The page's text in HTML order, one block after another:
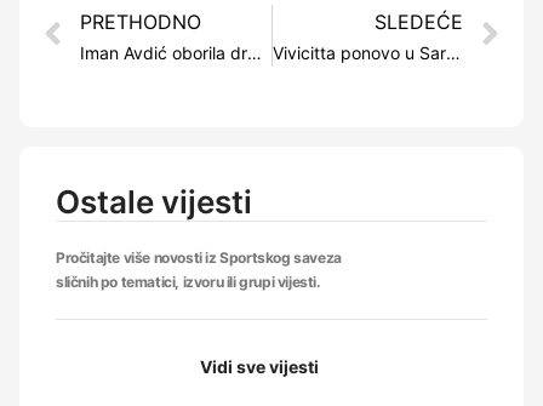
PRETHODNO
Iman Avdić oborila državni rekord u disciplini 800 metara kraul
SLEDEĆE
Vivicitta ponovo u Sarajevu, utrka zakazana za 3. april
Ostale vijesti
Pročitajte više novosti iz Sportskog saveza
sličnih po tematici, izvoru ili grupi vijesti.
Vidi sve vijesti